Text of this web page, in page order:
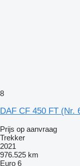
8
DAF CF 450 FT (Nr.
Prijs op aanvraag
Trekker
2021
976.525 km
Euro 6